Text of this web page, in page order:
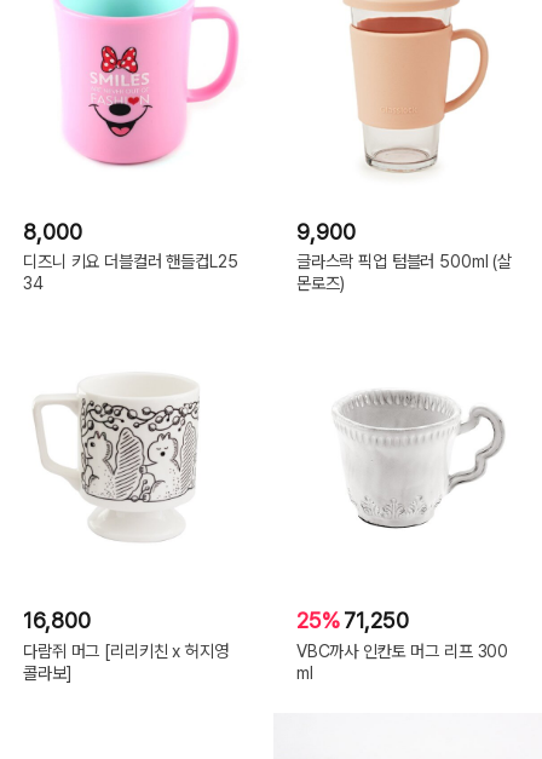
8,000
디즈니 키요 더블컬러 핸들컵L25
34
9,900
글라스락 픽업 텀블러 500ml (살
몬로즈)
16,800
다람쥐 머그 [리리키친 x 허지영
콜라보]
25%71,250
VBC까사 인칸토 머그 리프 300
ml